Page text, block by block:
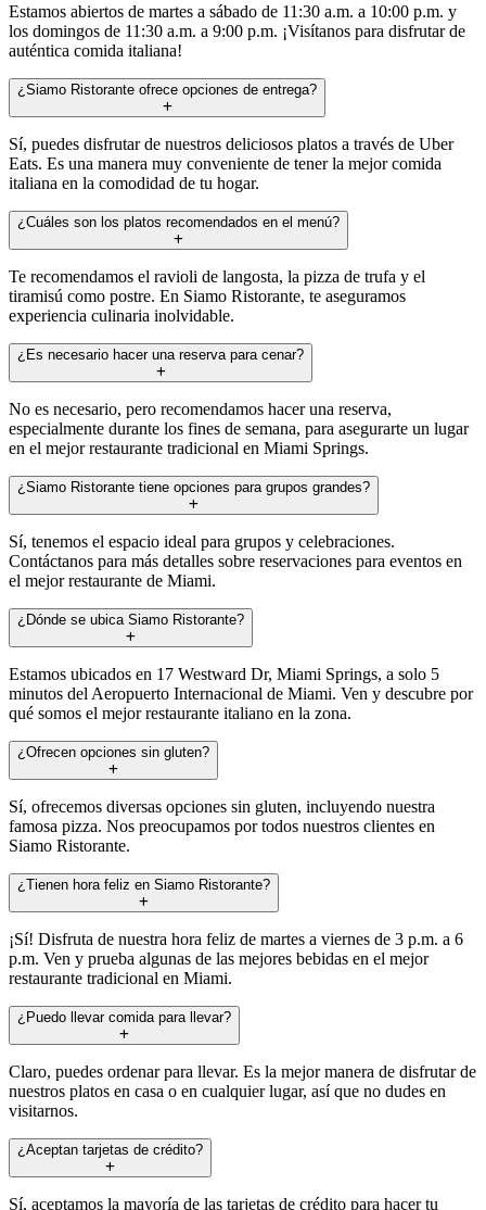
Estamos abiertos de martes a sábado de 11:30 a.m. a 10:00 p.m. y
los domingos de 11:30 a.m. a 9:00 p.m. ¡Visítanos para disfrutar de
auténtica comida italiana!
¿Siamo Ristorante ofrece opciones de entrega?
Sí, puedes disfrutar de nuestros deliciosos platos a través de Uber
Eats. Es una manera muy conveniente de tener la mejor comida
italiana en la comodidad de tu hogar.
¿Cuáles son los platos recomendados en el menú?
Te recomendamos el ravioli de langosta, la pizza de trufa y el
tiramisú como postre. En Siamo Ristorante, te aseguramos
experiencia culinaria inolvidable.
¿Es necesario hacer una reserva para cenar?
No es necesario, pero recomendamos hacer una reserva,
especialmente durante los fines de semana, para asegurarte un lugar
en el mejor restaurante tradicional en Miami Springs.
¿Siamo Ristorante tiene opciones para grupos grandes?
Sí, tenemos el espacio ideal para grupos y celebraciones.
Contáctanos para más detalles sobre reservaciones para eventos en
el mejor restaurante de Miami.
¿Dónde se ubica Siamo Ristorante?
Estamos ubicados en 17 Westward Dr, Miami Springs, a solo 5
minutos del Aeropuerto Internacional de Miami. Ven y descubre por
qué somos el mejor restaurante italiano en la zona.
¿Ofrecen opciones sin gluten?
Sí, ofrecemos diversas opciones sin gluten, incluyendo nuestra
famosa pizza. Nos preocupamos por todos nuestros clientes en
Siamo Ristorante.
¿Tienen hora feliz en Siamo Ristorante?
¡Sí! Disfruta de nuestra hora feliz de martes a viernes de 3 p.m. a 6
p.m. Ven y prueba algunas de las mejores bebidas en el mejor
restaurante tradicional en Miami.
¿Puedo llevar comida para llevar?
Claro, puedes ordenar para llevar. Es la mejor manera de disfrutar de
nuestros platos en casa o en cualquier lugar, así que no dudes en
visitarnos.
¿Aceptan tarjetas de crédito?
Sí, aceptamos la mayoría de las tarjetas de crédito para hacer tu